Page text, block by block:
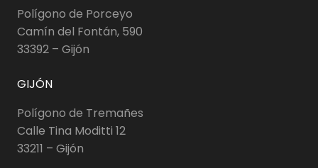
Polígono de Porceyo
Camín del Fontán, 590
33392 – Gijón
GIJÓN
Polígono de Tremañes
Calle Tina Moditti 12
33211 – Gijón